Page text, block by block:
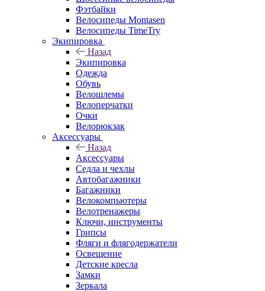
Фэтбайки
Велосипеды Montasen
Велосипеды TimeTry
Экипировка
Назад
Экипировка
Одежда
Обувь
Велошлемы
Велоперчатки
Очки
Велорюкзак
Аксессуары
Назад
Аксессуары
Седла и чехлы
Автобагажники
Багажники
Велокомпьютеры
Велотренажеры
Ключи, инструменты
Грипсы
Фляги и флягодержатели
Освещение
Детские кресла
Замки
Зеркала